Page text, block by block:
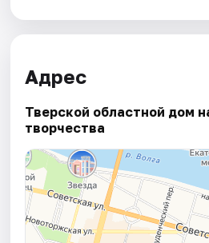
Адрес
Тверской областной дом
творчества